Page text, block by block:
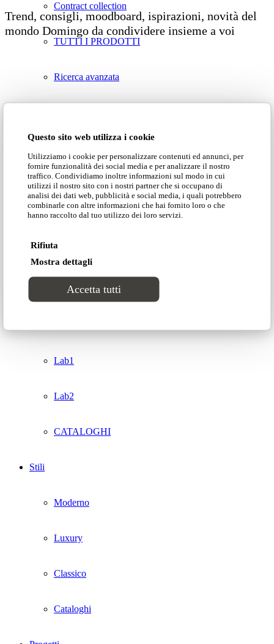
Questo sito web utilizza i cookie
Utilizziamo i cookie per personalizzare contenuti ed annunci, per
fornire funzionalità dei social media e per analizzare il nostro
traffico. Condividiamo inoltre informazioni sul modo in cui
utilizzi il nostro sito con i nostri partner che si occupano di
analisi dei dati web, pubblicità e social media, i quali potrebbero
combinarle con altre informazioni che hai fornito loro o che
hanno raccolto dal tuo utilizzo dei loro servizi.
Rifiuta
Mostra dettagli
Accetta tutti
Contract collection
TUTTI I PRODOTTI
Ricerca avanzata
Groove
Tracks
Sweet dreams
Lab1
Lab2
CATALOGHI
Stili
Moderno
Luxury
Classico
Cataloghi
Trend, consigli, moodboard, ispirazioni, novità del
mondo Domingo da condividere insieme a voi
Domingo Salotti S.r.l. Str. della Romagna, 285 –
61121 Pesaro (PU) Italia
© Domingo | P. IVA 00165000415
Privacy Policy